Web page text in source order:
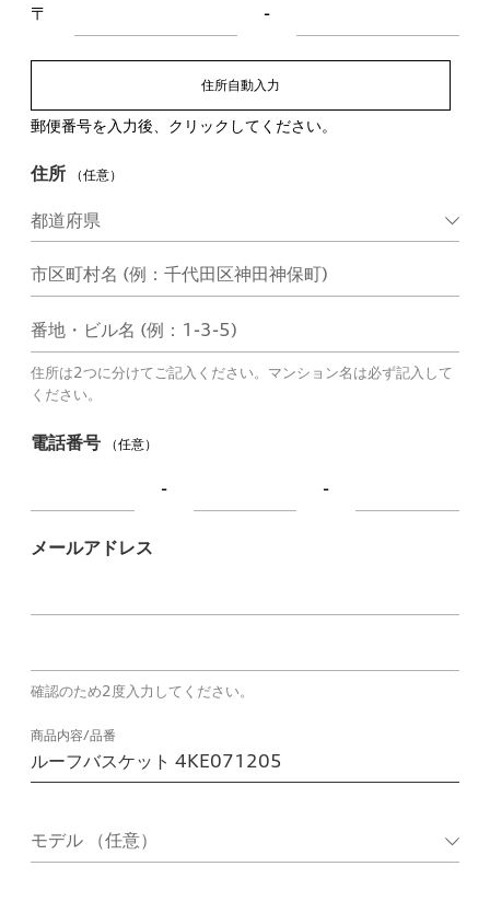
〒 -
住所自動入力
郵便番号を入力後、クリックしてください。
住所 （任意）
市区町村名 (例：千代田区神田神保町)
番地・ビル名 (例：1-3-5)
住所は2つに分けてご記入ください。マンション名は必ず記入して
ください。
電話番号 （任意）
- -
メールアドレス
確認のため2度入力してください。
商品内容/品番